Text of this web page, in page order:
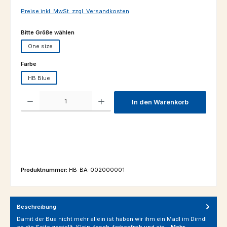
Preise inkl. MwSt. zzgl. Versandkosten
Bitte Größe wählenauswählen
One size
Farbeauswählen
HB Blue
In den Warenkorb
Produktnummer: HB-BA-002000001
Beschreibung
Damit der Bua nicht mehr allein ist haben wir ihm ein Madl im Dirndl